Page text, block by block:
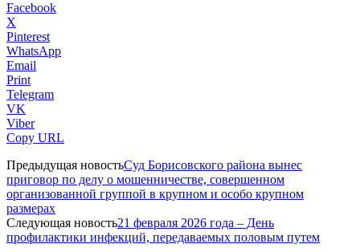
Facebook
X
Pinterest
WhatsApp
Email
Print
Telegram
VK
Viber
Copy URL
Предыдущая новостьСуд Борисовского района вынес
приговор по делу о мошенничестве, совершенном
организованной группой в крупном и особо крупном
размерах
Следующая новость21 февраля 2026 года – День
профилактики инфекций, передаваемых половым путем